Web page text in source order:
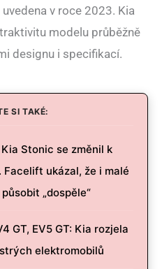
v roce 2023. Kia
modelu průběžně
designu i specifikací.
SI TAKÉ:
Stonic se změnil k
Facelift ukázal, že i malé
„dospěle“
GT, EV5 GT: Kia rozjela
elektromobilů